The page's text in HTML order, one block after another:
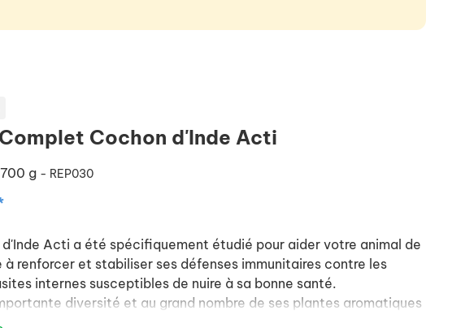
Cochon d'Inde Acti
g - REP030
d'Inde Acti a été spécifiquement étudié pour aider votre animal de
à renforcer et stabiliser ses défenses immunitaires contre les
internes susceptibles de nuire à sa bonne santé.
diversité et au grand nombre de ses plantes aromatiques
(graminées, légumineux, ombellifères, plantes